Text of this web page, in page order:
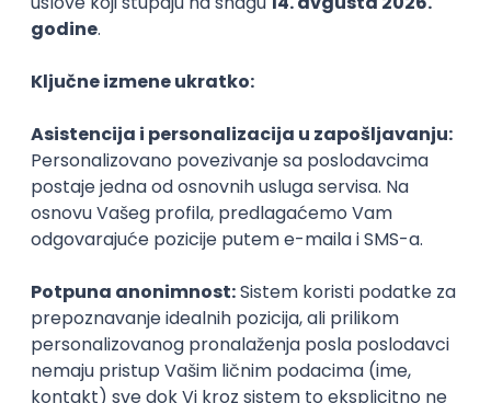
iOS Android Java Git JSON REST Dart
Swift
Kotlin
@
POSLOVI NA MAIL
KATEGORIJA
TEHNOLOGIJA
POSLODAVAC
GRAD
SENIORITET
NAČIN RADA
Najnoviji poslovi svakog dana u tvom
inboxu
Prijavi se